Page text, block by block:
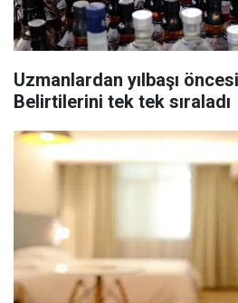
Uzmanlardan yılbaşı
Belirtilerini tek tek sıraladı